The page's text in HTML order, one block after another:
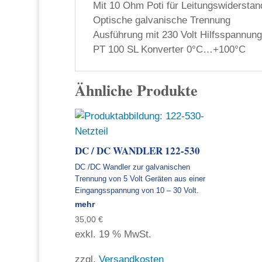
Mit 10 Ohm Poti für
Optische galvanische Trennung
Ausführung mit 230 Volt Hilfsspannung
PT 100 SL Konverter 0°C…+100°C
Ähnliche Produkte
DC / DC WANDLER 122-530
DC /DC Wandler zur galvanischen
Trennung von 5 Volt Geräten aus einer
Eingangsspannung von 10 – 30 Volt.
mehr
35,00 €
exkl. 19 % MwSt.
zzgl. Versandkosten